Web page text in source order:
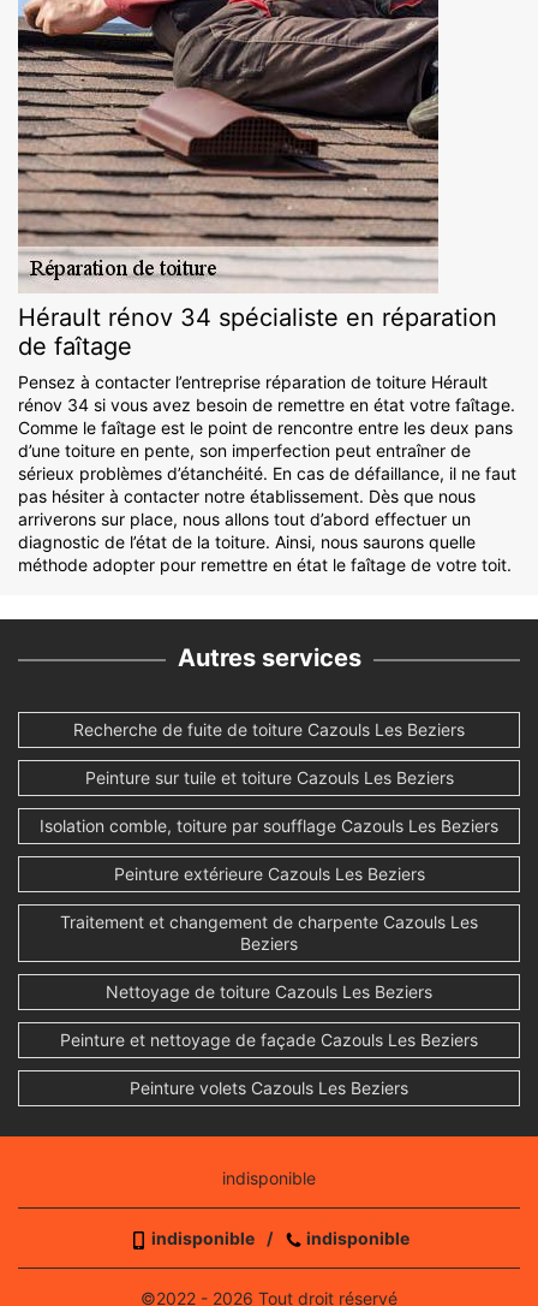
Hérault rénov 34 spécialiste en réparation
de faîtage
Pensez à contacter l’entreprise réparation de toiture Hérault
rénov 34 si vous avez besoin de remettre en état votre faîtage.
Comme le faîtage est le point de rencontre entre les deux pans
d’une toiture en pente, son imperfection peut entraîner de
sérieux problèmes d’étanchéité. En cas de défaillance, il ne faut
pas hésiter à contacter notre établissement. Dès que nous
arriverons sur place, nous allons tout d’abord effectuer un
diagnostic de l’état de la toiture. Ainsi, nous saurons quelle
méthode adopter pour remettre en état le faîtage de votre toit.
Autres services
Recherche de fuite de toiture Cazouls Les Beziers
Peinture sur tuile et toiture Cazouls Les Beziers
Isolation comble, toiture par soufflage Cazouls Les Beziers
Peinture extérieure Cazouls Les Beziers
Traitement et changement de charpente Cazouls Les
Beziers
Nettoyage de toiture Cazouls Les Beziers
Peinture et nettoyage de façade Cazouls Les Beziers
Peinture volets Cazouls Les Beziers
indisponible
indisponible / indisponible
©2022 - 2026 Tout droit réservé